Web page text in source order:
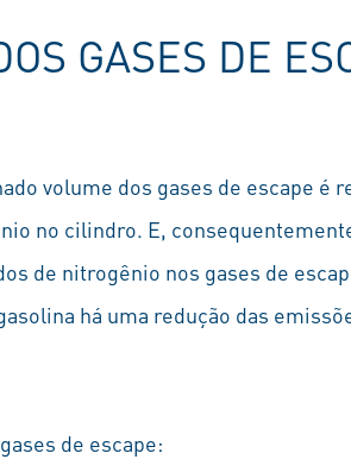
GASES DE
volume dos gases de escape é
no cilindro. E,
de nitrogênio nos gases de
há uma redução das
de escape: